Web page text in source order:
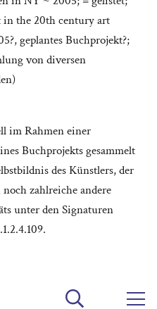
in the 20th century art
geplantes Buchprojekt?;
von diversen
im Rahmen einer
Buchprojekts gesammelt
des Künstlers, der
zahlreiche andere
unter den Signaturen